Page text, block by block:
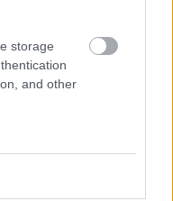
storage
and other